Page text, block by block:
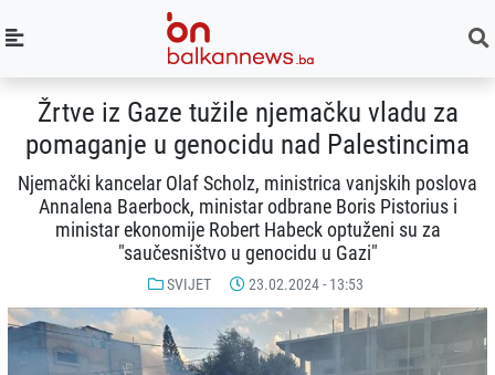
Žrtve iz Gaze tužile njemačku vladu za
pomaganje u genocidu nad Palestincima
Njemački kancelar Olaf Scholz, ministrica vanjskih poslova
Annalena Baerbock, ministar odbrane Boris Pistorius i
ministar ekonomije Robert Habeck optuženi su za
"saučesništvo u genocidu u Gazi"
SVIJET 23.02.2024 - 13:53